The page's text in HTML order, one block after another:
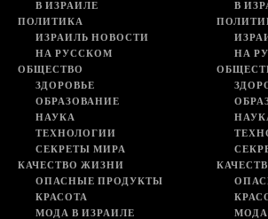
В ИЗРАИЛЕ
ПОЛИТИКА
ИЗРАИЛЬ НОВОСТИ
НА РУССКОМ
ОБЩЕСТВО
ЗДОРОВЬЕ
ОБРАЗОВАНИЕ
НАУКА
ТЕХНОЛОГИИ
СЕКРЕТЫ МИРА
КАЧЕСТВО ЖИЗНИ
ОПАСНЫЕ ПРОДУКТЫ
КРАСОТА
МОДА В ИЗРАИЛЕ
В
НА
МОДА